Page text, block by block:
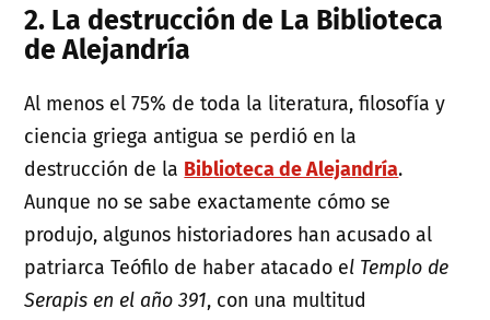
2. La destrucción de La Biblioteca
de Alejandría
Al menos el 75% de toda la literatura, filosofía y
ciencia griega antigua se perdió en la
destrucción de la Biblioteca de Alejandría.
Aunque no se sabe exactamente cómo se
produjo, algunos historiadores han acusado al
patriarca Teófilo de haber atacado el Templo de
Serapis en el año 391, con una multitud